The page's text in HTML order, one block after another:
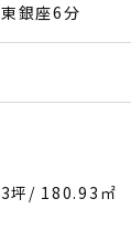
銀座6分
坪 / 180.93㎡